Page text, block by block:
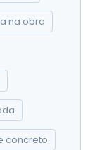
na obra
concreto